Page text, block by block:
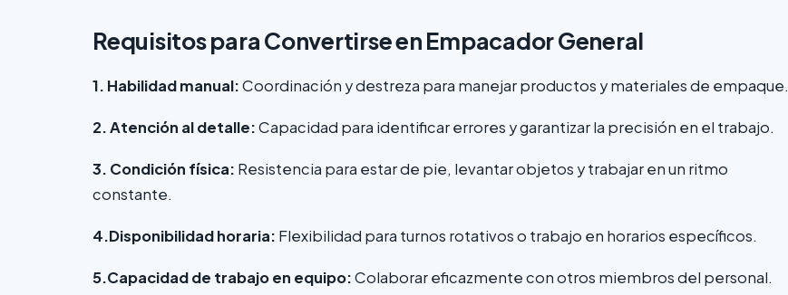
Requisitos para Convertirse en Empacador General
1. Habilidad manual:Coordinación y destreza para manejar productos y materiales de empaque.
2. Atención al detalle:Capacidad para identificar errores y garantizar la precisión en el trabajo.
3. Condición física: Resistencia para estar de pie, levantar objetos y trabajar en un ritmo
constante.
4.Disponibilidad horaria: Flexibilidad para turnos rotativos o trabajo en horarios específicos.
5.Capacidad de trabajo en equipo:Colaborar eficazmente con otros miembros del personal.